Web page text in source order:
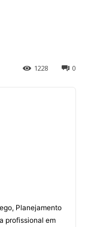
0
1228
Planejamento
profissional em